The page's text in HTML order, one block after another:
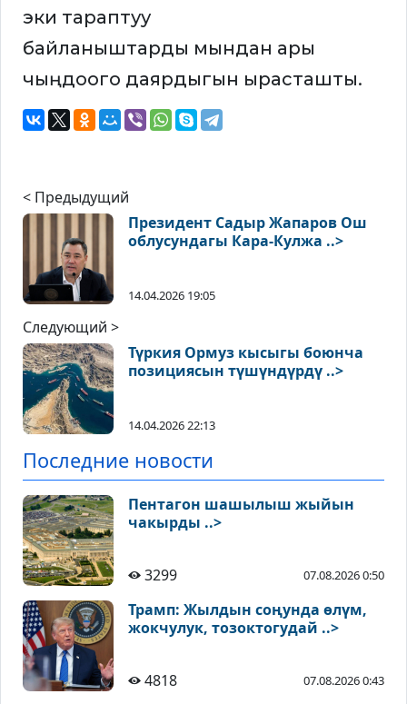
эки тараптуу
байланыштарды мындан ары
чыңдоого даярдыгын ырасташты.
< Предыдущий
Президент Садыр Жапаров Ош
облусундагы Кара-Кулжа ..>
14.04.2026 19:05
Следующий >
Түркия Ормуз кысыгы боюнча
позициясын түшүндүрдү ..>
14.04.2026 22:13
Последние новости
Пентагон шашылыш жыйын
чакырды ..>
3299 07.08.2026 0:50
Трамп: Жылдын соңунда өлүм,
жокчулук, тозоктогудай ..>
4818 07.08.2026 0:43